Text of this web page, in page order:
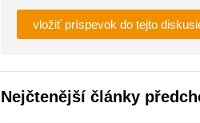
vložiť príspevok do tejto
Nejčtenější články